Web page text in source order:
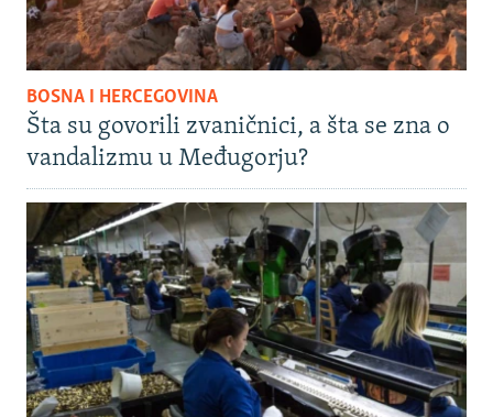
BOSNA I HERCEGOVINA
Šta su govorili zvaničnici, a šta se zna o
vandalizmu u Međugorju?